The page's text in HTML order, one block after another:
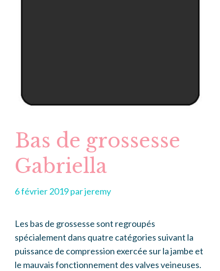
Bas de grossesse
Gabriella
6 février 2019parjeremy
Les bas de grossesse sont regroupés
spécialement dans quatre catégories suivant la
puissance de compression exercée sur la jambe et
le mauvais fonctionnement des valves veineuses.